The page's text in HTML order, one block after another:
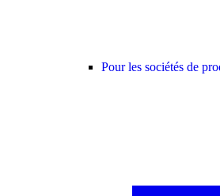
Pour les sociétés de